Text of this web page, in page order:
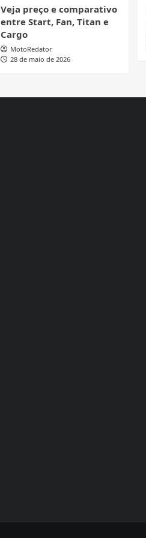
Veja preço e comparativo
entre Start, Fan, Titan e
Cargo
MotoRedator
28 de maio de 2026